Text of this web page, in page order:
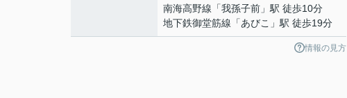
南海高野線 「我孫子前 」駅 徒歩10分
地下鉄御堂筋線 「あびこ 」駅 徒歩19分
情報の見方